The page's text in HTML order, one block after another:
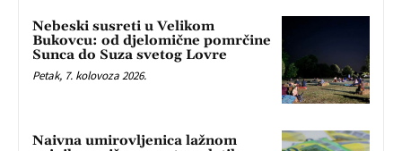
Nebeski susreti u Velikom
Bukovcu: od djelomične pomrčine
Sunca do Suza svetog Lovre
Petak, 7. kolovoza 2026.
Naivna umirovljenica lažnom